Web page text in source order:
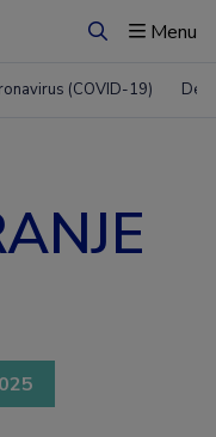
ZoekenMenu
(COVID-19)